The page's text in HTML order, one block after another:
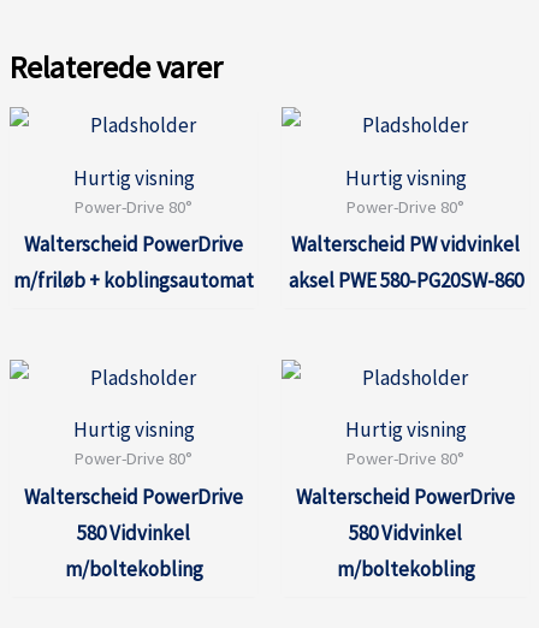
Relaterede varer
Hurtig visning
Power-Drive 80°
Walterscheid PowerDrive
m/friløb + koblingsautomat
Hurtig visning
Power-Drive 80°
Walterscheid PW vidvinkel
aksel PWE 580-PG20SW-860
Hurtig visning
Power-Drive 80°
Walterscheid PowerDrive
580 Vidvinkel
m/boltekobling
Hurtig visning
Power-Drive 80°
Walterscheid PowerDrive
580 Vidvinkel
m/boltekobling